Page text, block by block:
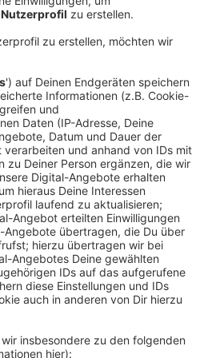
jemand vom Planungsbüro
das geplante Gewerbegebiet.
wird gebeten. Die Anmeldung
unter 02593/609-6017 oder
mit dem
Ondrup“ möglich. Eine
200 Unterschriften
Industriegebiet
hat die Pläne aus
Und weil interessierte
brauchen, bei dem ein
erlaubt wäre.